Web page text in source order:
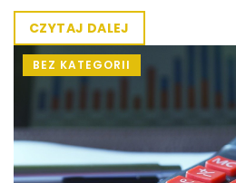
CZYTAJ DALEJ
BEZ KATEGORII